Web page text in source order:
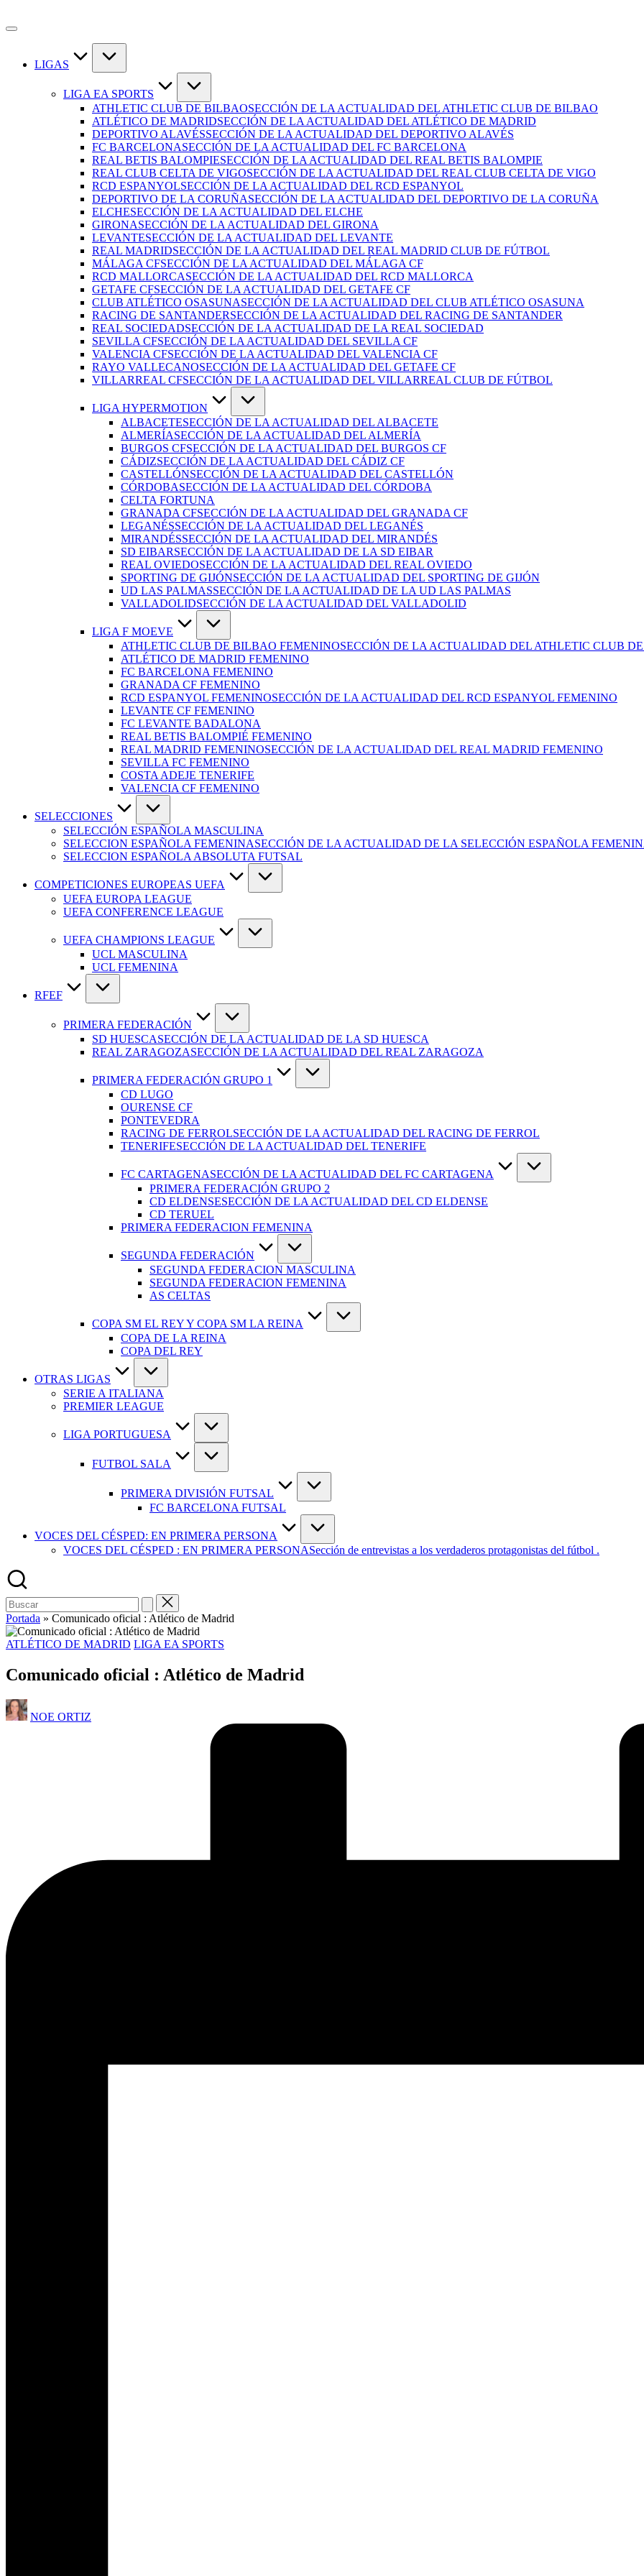
LIGAS
LIGA EA SPORTS
ATHLETIC CLUB DE BILBAOSECCIÓN DE LA ACTUALIDAD DEL ATHLETIC CLUB DE BILBAO
ATLÉTICO DE MADRIDSECCIÓN DE LA ACTUALIDAD DEL ATLÉTICO DE MADRID
DEPORTIVO ALAVÉSSECCIÓN DE LA ACTUALIDAD DEL DEPORTIVO ALAVÉS
FC BARCELONASECCIÓN DE LA ACTUALIDAD DEL FC BARCELONA
REAL BETIS BALOMPIESECCIÓN DE LA ACTUALIDAD DEL REAL BETIS BALOMPIE
REAL CLUB CELTA DE VIGOSECCIÓN DE LA ACTUALIDAD DEL REAL CLUB CELTA DE VIGO
RCD ESPANYOLSECCIÓN DE LA ACTUALIDAD DEL RCD ESPANYOL
DEPORTIVO DE LA CORUÑASECCIÓN DE LA ACTUALIDAD DEL DEPORTIVO DE LA CORUÑA
ELCHESECCIÓN DE LA ACTUALIDAD DEL ELCHE
GIRONASECCIÓN DE LA ACTUALIDAD DEL GIRONA
LEVANTESECCIÓN DE LA ACTUALIDAD DEL LEVANTE
REAL MADRIDSECCIÓN DE LA ACTUALIDAD DEL REAL MADRID CLUB DE FÚTBOL
MÁLAGA CFSECCIÓN DE LA ACTUALIDAD DEL MÁLAGA CF
RCD MALLORCASECCIÓN DE LA ACTUALIDAD DEL RCD MALLORCA
GETAFE CFSECCIÓN DE LA ACTUALIDAD DEL GETAFE CF
CLUB ATLÉTICO OSASUNASECCIÓN DE LA ACTUALIDAD DEL CLUB ATLÉTICO OSASUNA
RACING DE SANTANDERSECCIÓN DE LA ACTUALIDAD DEL RACING DE SANTANDER
REAL SOCIEDADSECCIÓN DE LA ACTUALIDAD DE LA REAL SOCIEDAD
SEVILLA CFSECCIÓN DE LA ACTUALIDAD DEL SEVILLA CF
VALENCIA CFSECCIÓN DE LA ACTUALIDAD DEL VALENCIA CF
RAYO VALLECANOSECCIÓN DE LA ACTUALIDAD DEL GETAFE CF
VILLARREAL CFSECCIÓN DE LA ACTUALIDAD DEL VILLARREAL CLUB DE FÚTBOL
LIGA HYPERMOTION
ALBACETESECCIÓN DE LA ACTUALIDAD DEL ALBACETE
ALMERÍASECCIÓN DE LA ACTUALIDAD DEL ALMERÍA
BURGOS CFSECCIÓN DE LA ACTUALIDAD DEL BURGOS CF
CÁDIZSECCIÓN DE LA ACTUALIDAD DEL CÁDIZ CF
CASTELLÓNSECCIÓN DE LA ACTUALIDAD DEL CASTELLÓN
CÓRDOBASECCIÓN DE LA ACTUALIDAD DEL CÓRDOBA
CELTA FORTUNA
GRANADA CFSECCIÓN DE LA ACTUALIDAD DEL GRANADA CF
LEGANÉSSECCIÓN DE LA ACTUALIDAD DEL LEGANÉS
MIRANDÉSSECCIÓN DE LA ACTUALIDAD DEL MIRANDÉS
SD EIBARSECCIÓN DE LA ACTUALIDAD DE LA SD EIBAR
REAL OVIEDOSECCIÓN DE LA ACTUALIDAD DEL REAL OVIEDO
SPORTING DE GIJÓNSECCIÓN DE LA ACTUALIDAD DEL SPORTING DE GIJÓN
UD LAS PALMASSECCIÓN DE LA ACTUALIDAD DE LA UD LAS PALMAS
VALLADOLIDSECCIÓN DE LA ACTUALIDAD DEL VALLADOLID
LIGA F MOEVE
ATHLETIC CLUB DE BILBAO FEMENINOSECCIÓN DE LA ACTUALIDAD DEL ATHLETIC CLUB
ATLÉTICO DE MADRID FEMENINO
FC BARCELONA FEMENINO
GRANADA CF FEMENINO
RCD ESPANYOL FEMENINOSECCIÓN DE LA ACTUALIDAD DEL RCD ESPANYOL FEMENINO
LEVANTE CF FEMENINO
FC LEVANTE BADALONA
REAL BETIS BALOMPIÉ FEMENINO
REAL MADRID FEMENINOSECCIÓN DE LA ACTUALIDAD DEL REAL MADRID FEMENINO
SEVILLA FC FEMENINO
COSTA ADEJE TENERIFE
VALENCIA CF FEMENINO
SELECCIONES
SELECCIÓN ESPAÑOLA MASCULINA
SELECCION ESPAÑOLA FEMENINASECCIÓN DE LA ACTUALIDAD DE LA SELECCIÓN ESPAÑOLA
SELECCION ESPAÑOLA ABSOLUTA FUTSAL
COMPETICIONES EUROPEAS UEFA
UEFA EUROPA LEAGUE
UEFA CONFERENCE LEAGUE
UEFA CHAMPIONS LEAGUE
UCL MASCULINA
UCL FEMENINA
RFEF
PRIMERA FEDERACIÓN
SD HUESCASECCIÓN DE LA ACTUALIDAD DE LA SD HUESCA
REAL ZARAGOZASECCIÓN DE LA ACTUALIDAD DEL REAL ZARAGOZA
PRIMERA FEDERACIÓN GRUPO 1
CD LUGO
OURENSE CF
PONTEVEDRA
RACING DE FERROLSECCIÓN DE LA ACTUALIDAD DEL RACING DE FERROL
TENERIFESECCIÓN DE LA ACTUALIDAD DEL TENERIFE
FC CARTAGENASECCIÓN DE LA ACTUALIDAD DEL FC CARTAGENA
PRIMERA FEDERACIÓN GRUPO 2
CD ELDENSESECCIÓN DE LA ACTUALIDAD DEL CD ELDENSE
CD TERUEL
PRIMERA FEDERACION FEMENINA
SEGUNDA FEDERACIÓN
SEGUNDA FEDERACION MASCULINA
SEGUNDA FEDERACION FEMENINA
AS CELTAS
COPA SM EL REY Y COPA SM LA REINA
COPA DE LA REINA
COPA DEL REY
OTRAS LIGAS
SERIE A ITALIANA
PREMIER LEAGUE
LIGA PORTUGUESA
FUTBOL SALA
PRIMERA DIVISIÓN FUTSAL
FC BARCELONA FUTSAL
VOCES DEL CÉSPED: EN PRIMERA PERSONA
VOCES DEL CÉSPED : EN PRIMERA PERSONASección de entrevistas a los verdaderos protagonistas del fútbol .
Portada » Comunicado oficial : Atlético de Madrid
ATLÉTICO DE MADRID LIGA EA SPORTS
Comunicado oficial : Atlético de Madrid
NOE ORTIZ